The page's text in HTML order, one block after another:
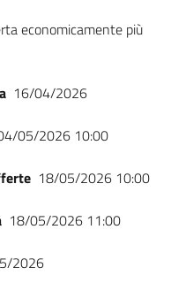
economicamente più
16/04/2026
05/2026 10:00
18/05/2026 10:00
18/05/2026 11:00
2026